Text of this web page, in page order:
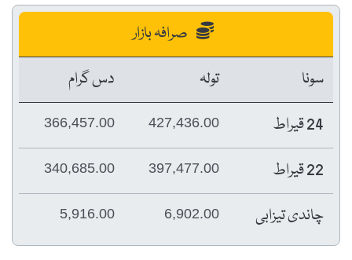
صرافہ بازار
سونا
تولہ
دس گرام
24 قیراط
427,436.00
366,457.00
22 قیراط 397,477.00
340,685.00
چاندی تیزابی 6,902.00
5,916.00